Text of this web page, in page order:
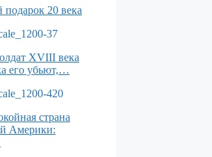
20 века
XVIII века
его убьют,…
страна
Америки: